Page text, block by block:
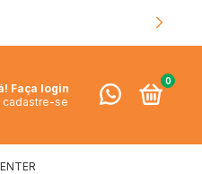
🛍️ RETIRE SEU PEDIDO NA LOJA!
Faça login
cadastre-se
0